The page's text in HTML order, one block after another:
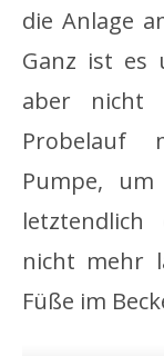
die Anlage
Ganz ist es
aber nicht
Probelauf
Pumpe,
nicht mehr
Füße im